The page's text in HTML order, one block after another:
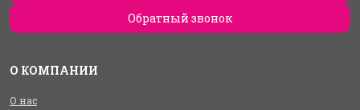
Обратный звонок
О КОМПАНИИ
О нас